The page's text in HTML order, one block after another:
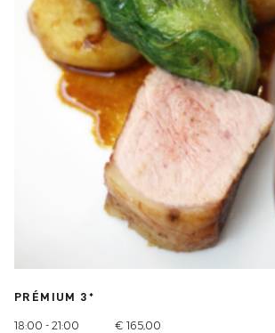
PRÉMIUM 3*
18:00 - 21:00 € 165,00